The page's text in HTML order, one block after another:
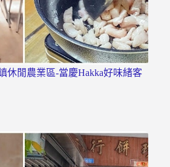
休閒農業區-當慶Hakka好味緒客